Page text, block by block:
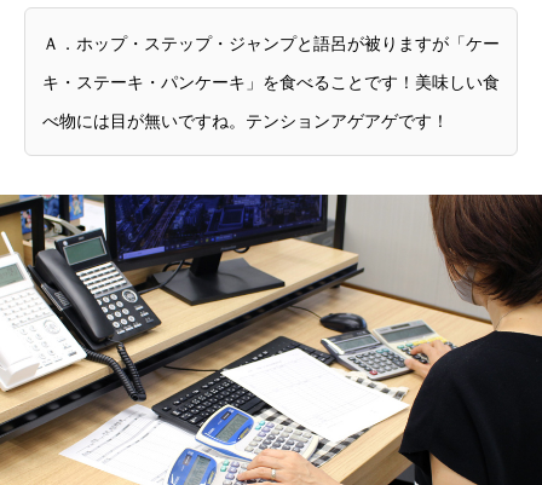
Ａ．ホップ・ステップ・ジャンプと語呂が被りますが「ケー
キ・ステーキ・パンケーキ」を食べることです！美味しい食
べ物には目が無いですね。テンションアゲアゲです！